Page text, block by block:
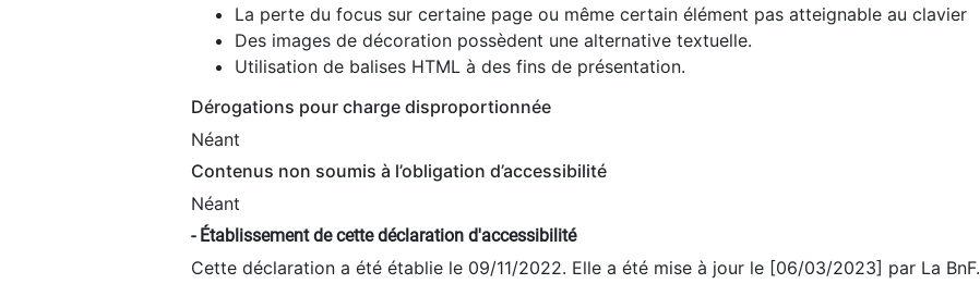
La perte du focus sur certaine page ou même certain élément pas atteignable au clavier
Des images de décoration possèdent une alternative textuelle.
Utilisation de balises HTML à des fins de présentation.
Dérogations pour charge disproportionnée
Néant
Contenus non soumis à l’obligation d’accessibilité
Néant
- Établissement de cette déclaration d'accessibilité
Cette déclaration a été établie le 09/11/2022. Elle a été mise à jour le [06/03/2023] par La BnF.